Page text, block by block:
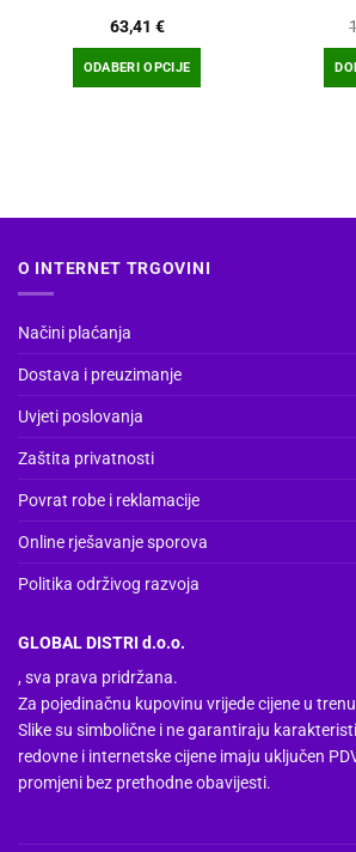
63,41 €
ODABERI OPCIJE
Opcije
mogu
proizvoda
O INTERNET TRGOVINI
Načini plaćanja
Dostava i preuzimanje
Uvjeti poslovanja
Zaštita privatnosti
Povrat robe i reklamacije
Online rješavanje sporova
Politika održivog razvoja
GLOBAL DISTRI d.o.o.
, sva prava pridržana.
Za pojedinačnu kupovinu vrijede cijene u
Slike su simbolične i ne garantiraju
redovne i internetske cijene imaju uključen
promjeni bez prethodne obavijesti.